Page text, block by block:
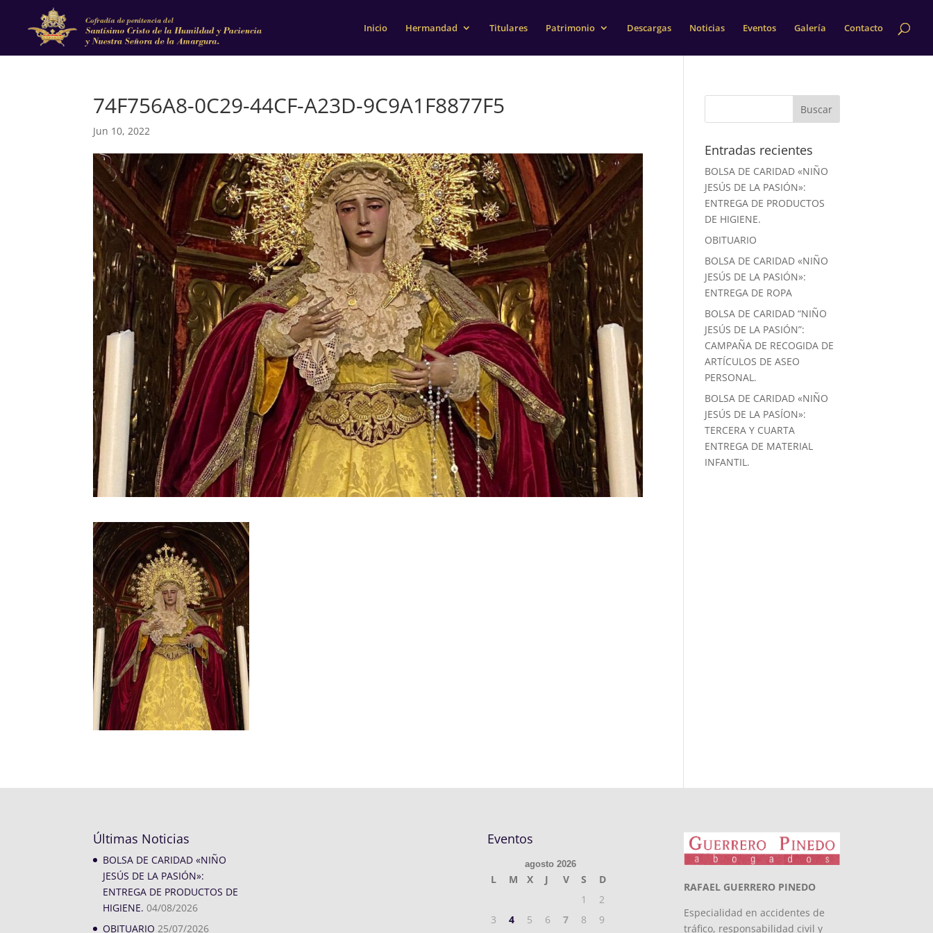
Inicio Hermandad Titulares Patrimonio Descargas Noticias Eventos Galería Contacto
74F756A8-0C29-44CF-A23D-9C9A1F8877F5
Jun 10, 2022
Entradas recientes
BOLSA DE CARIDAD «NIÑO
JESÚS DE LA PASIÓN»:
ENTREGA DE PRODUCTOS
DE HIGIENE.
OBITUARIO
BOLSA DE CARIDAD «NIÑO
JESÚS DE LA PASIÓN»:
ENTREGA DE ROPA
BOLSA DE CARIDAD “NIÑO
JESÚS DE LA PASIÓN”:
CAMPAÑA DE RECOGIDA DE
ARTÍCULOS DE ASEO
PERSONAL.
BOLSA DE CARIDAD «NIÑO
JESÚS DE LA PASÍON»:
TERCERA Y CUARTA
ENTREGA DE MATERIAL
INFANTIL.
Últimas Noticias
BOLSA DE CARIDAD «NIÑO
JESÚS DE LA PASIÓN»:
ENTREGA DE PRODUCTOS DE
HIGIENE. 04/08/2026
OBITUARIO 25/07/2026
Eventos
agosto 2026
L M X J V S
D
1
2
3
4 5 6 7 8 9
RAFAEL GUERRERO PINEDO
Especialidad en accidentes de
tráfico, responsabilidad civil y